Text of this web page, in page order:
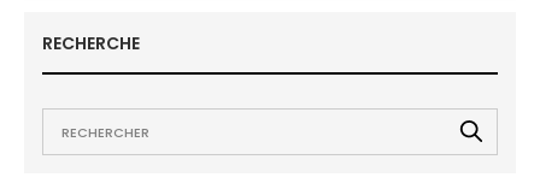
RECHERCHE